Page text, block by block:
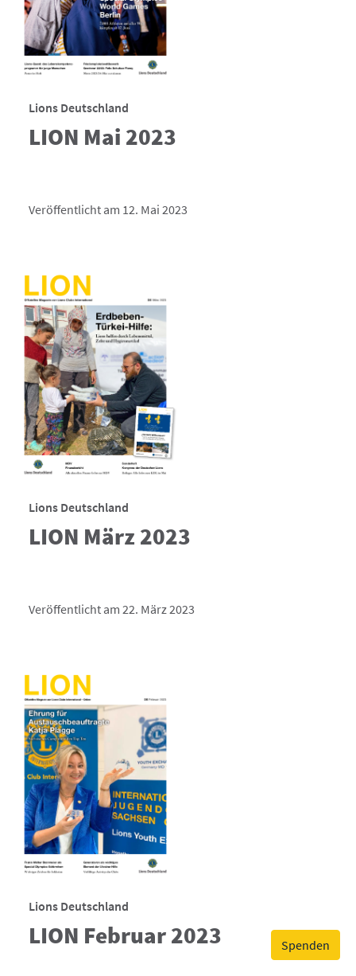
Spenden
Lions Deutschland
LION Mai 2023
Veröffentlicht am 12. Mai 2023
Lions Deutschland
LION März 2023
Veröffentlicht am 22. März 2023
Lions Deutschland
LION Februar 2023